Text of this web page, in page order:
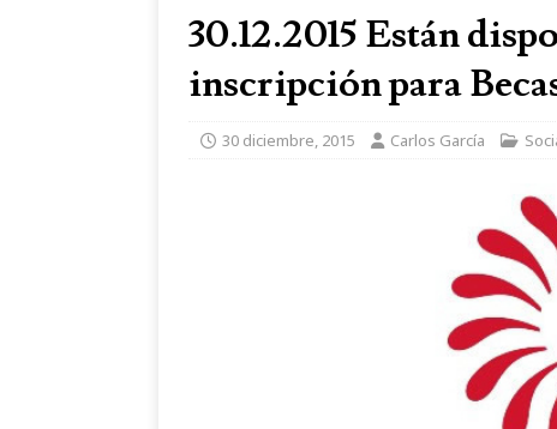
30.12.2015 Están
inscripción para
30 diciembre, 2015 Carlos García